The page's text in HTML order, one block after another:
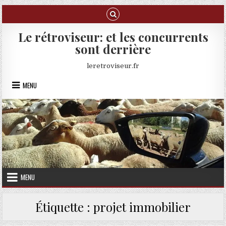
Skip to content
Le rétroviseur: et les concurrents
sont derrière
leretroviseur.fr
MENU
MENU
Étiquette : projet immobilier